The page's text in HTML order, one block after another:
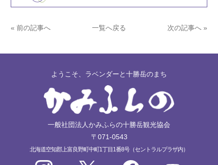
« 前の記事へ 一覧へ戻る 次の記事へ »
ようこそ、ラベンダーと十勝岳のまち
一般社団法人かみふらの十勝岳観光協会
〒071-0543
北海道空知郡上富良野町中町1丁目1番8号（セントラルプラザ内）